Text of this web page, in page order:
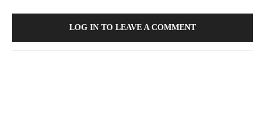
LOG IN TO LEAVE A COMMENT